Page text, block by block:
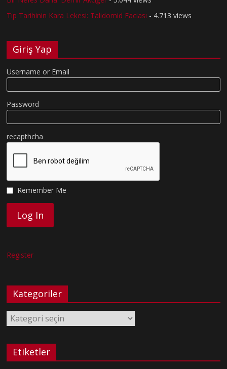
Tıp Tarihinin Kara Lekesi: Talidomid Faciası - 4.713 views
Giriş Yap
Username or Email
Password
recapthcha
Remember Me
Register
Kategoriler
Kategoriler
Etiketler